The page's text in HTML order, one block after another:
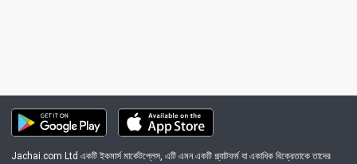
Jachai.com Ltd একটি ইকমার্স মার্কেটপ্লেস, এটি এমন একটি প্ল্যাটফর্ম যা একাধিক বিক্রেতাকে তাদের